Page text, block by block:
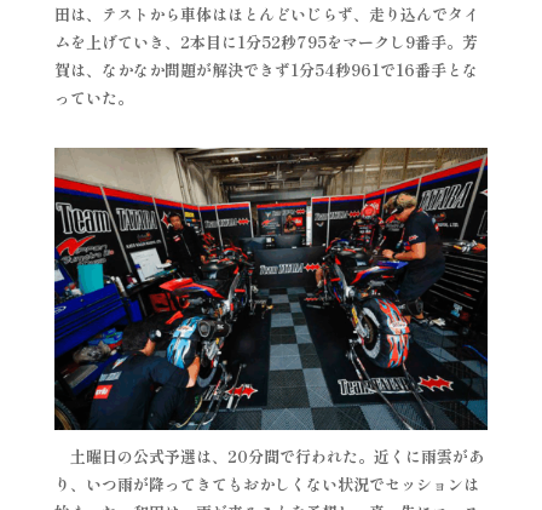
田は、テストから車体はほとんどいじらず、走り込んでタイ
ムを上げていき、2本目に1分52秒795をマークし9番手。芳
賀は、なかなか問題が解決できず1分54秒961で16番手とな
っていた。
土曜日の公式予選は、20分間で行われた。近くに雨雲があ
り、いつ雨が降ってきてもおかしくない状況でセッションは